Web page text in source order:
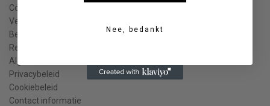
Contact
Veelgestelde vragen
Bestellen & leveren
Retourneren
Algemene voorwaarden
Privacybeleid
Cookiebeleid
Contact informatie
Nee, bedankt